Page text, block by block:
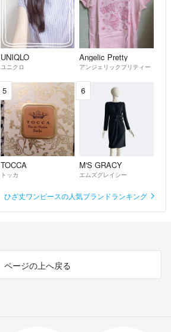
UNIQLO
ユニクロ
Angelic Pretty
アンジェリックプリティー
5
TOCCA
トッカ
6
M'S GRACY
エムズグレイシー
ひざ丈ワンピースの人気ブランドランキング
ページの上へ戻る